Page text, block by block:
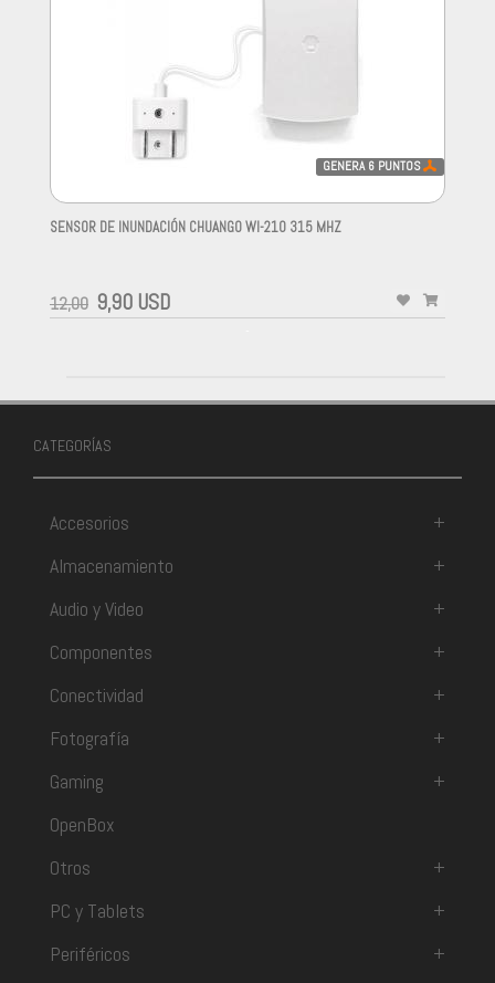
GENERA 6 PUNTOS
SENSOR DE INUNDACIÓN CHUANGO WI-210 315 MHZ
12,00 9,90 USD
CATEGORÍAS
Accesorios
+
Almacenamiento
+
Audio y Video
+
Componentes
+
Conectividad
+
Fotografía
+
Gaming
+
OpenBox
Otros
+
PC y Tablets
+
Periféricos
+